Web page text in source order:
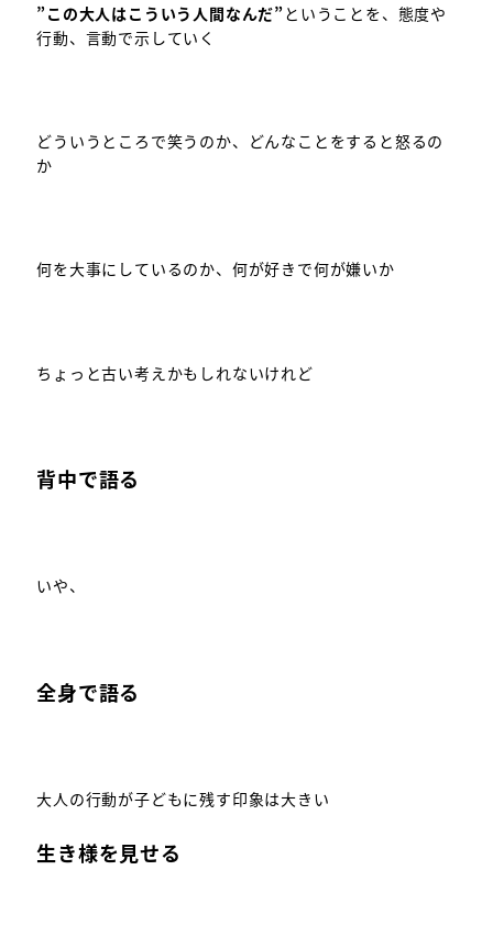
”この大人はこういう人間なんだ”ということを、態度や
行動、言動で示していく
どういうところで笑うのか、どんなことをすると怒るの
か
何を大事にしているのか、何が好きで何が嫌いか
ちょっと古い考えかもしれないけれど
背中で語る
いや、
全身で語る
大人の行動が子どもに残す印象は大きい
生き様を見せる